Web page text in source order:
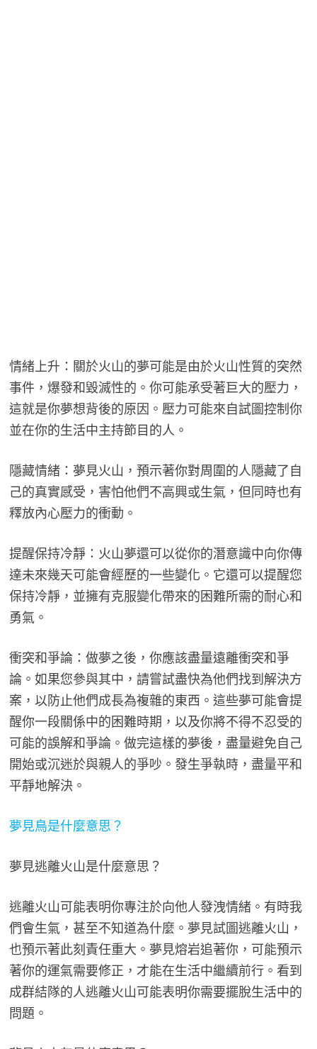
情緒上升：關於火山的夢可能是由於火山性質的突然
事件，爆發和毀滅性的。你可能承受著巨大的壓力，
這就是你夢想背後的原因。壓力可能來自試圖控制你
並在你的生活中主持節目的人。
隱藏情緒：夢見火山，預示著你對周圍的人隱藏了自
己的真實感受，害怕他們不高興或生氣，但同時也有
釋放內心壓力的衝動。
提醒保持冷靜：火山夢還可以從你的潛意識中向你傳
達未來幾天可能會經歷的一些變化。它還可以提醒您
保持冷靜，並擁有克服變化帶來的困難所需的耐心和
勇氣。
衝突和爭論：做夢之後，你應該盡量遠離衝突和爭
論。如果您參與其中，請嘗試盡快為他們找到解決方
案，以防止他們成長為複雜的東西。這些夢可能會提
醒你一段關係中的困難時期，以及你將不得不忍受的
可能的誤解和爭論。做完這樣的夢後，盡量避免自己
開始或沉迷於與親人的爭吵。發生爭執時，盡量平和
平靜地解決。
夢見鳥是什麼意思？
夢見逃離火山是什麼意思？
逃離火山可能表明你專注於向他人發洩情緒。有時我
們會生氣，甚至不知道為什麼。夢見試圖逃離火山，
也預示著此刻責任重大。夢見熔岩追著你，可能預示
著你的運氣需要修正，才能在生活中繼續前行。看到
成群結隊的人逃離火山可能表明你需要擺脫生活中的
問題。